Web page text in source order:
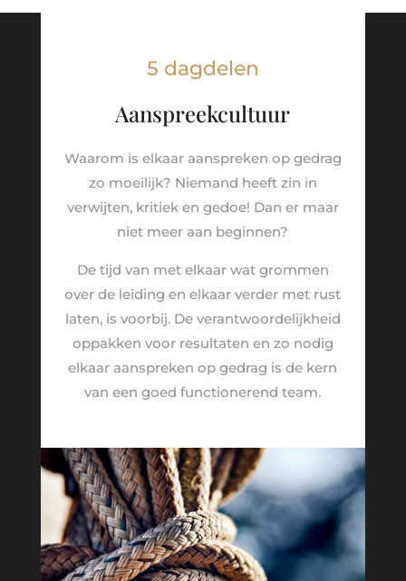
5 dagdelen
Aanspreekcultuur
Waarom is elkaar aanspreken op gedrag
zo moeilijk? Niemand heeft zin in
verwijten, kritiek en gedoe! Dan er maar
niet meer aan beginnen?
De tijd van met elkaar wat grommen
over de leiding en elkaar verder met rust
laten, is voorbij. De verantwoordelijkheid
oppakken voor resultaten en zo nodig
elkaar aanspreken op gedrag is de kern
van een goed functionerend team.